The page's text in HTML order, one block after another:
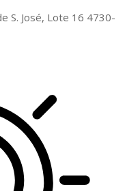
S. José, Lote 16 4730-